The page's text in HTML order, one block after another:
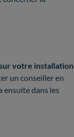
votre installation
un conseiller en
ensuite dans les